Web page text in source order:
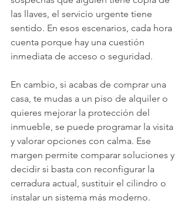
las llaves, el servicio urgente tiene
sentido. En esos escenarios, cada hora
cuenta porque hay una cuestión
inmediata de acceso o seguridad.
En cambio, si acabas de comprar una
casa, te mudas a un piso de alquiler o
quieres mejorar la protección del
inmueble, se puede programar la visita
y valorar opciones con calma. Ese
margen permite comparar soluciones y
decidir si basta con reconfigurar la
cerradura actual, sustituir el cilindro o
instalar un sistema más moderno.